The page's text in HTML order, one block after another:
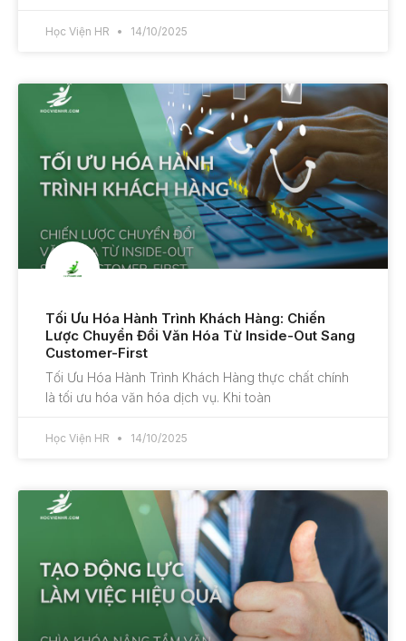
Học Viện HR 14/10/2025
Tối Ưu Hóa Hành Trình Khách Hàng: Chiến
Lược Chuyển Đổi Văn Hóa Từ Inside-Out Sang
Customer-First
Tối Ưu Hóa Hành Trình Khách Hàng thực chất chính
là tối ưu hóa văn hóa dịch vụ. Khi toàn
Học Viện HR 14/10/2025